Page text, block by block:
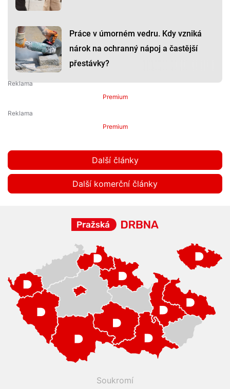
Práce v úmorném vedru. Kdy vzniká
nárok na ochranný nápoj a častější
přestávky?
Premium
Premium
Další články
Další komerční články
Soukromí